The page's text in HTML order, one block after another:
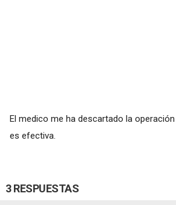
El medico me ha descartado la
es efectiva.
3 RESPUESTAS